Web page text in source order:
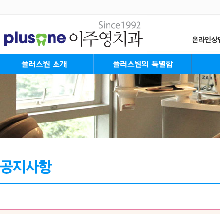
플러스원 Mission&Vision
대표원장 인사말
플러스원 가족들
플러스원 둘러보기
진료안내&오시는길 플러스원의 특별함
플러스원 System
플러스원 Staff 성장
청소
성인
장년